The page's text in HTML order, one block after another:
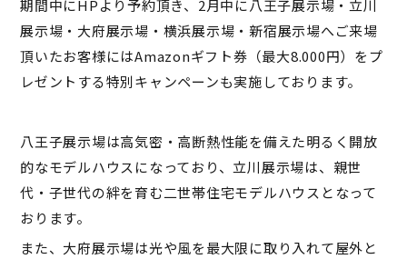
期間中にHPより予約頂き、2月中に八王子展示場・立川
展示場・大府展示場・横浜展示場・新宿展示場へご来場
頂いたお客様にはAmazonギフト券（最大8.000円）をプ
レゼントする特別キャンペーンも実施しております。
八王子展示場は高気密・高断熱性能を備えた明るく開放
的なモデルハウスになっており、立川展示場は、親世
代・子世代の絆を育む二世帯住宅モデルハウスとなって
おります。
また、大府展示場は光や風を最大限に取り入れて屋外と